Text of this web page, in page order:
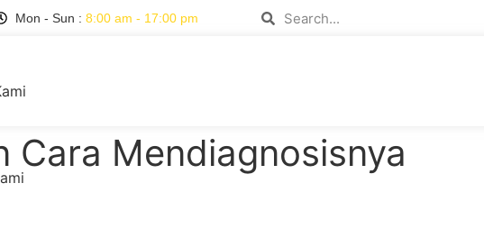
Mon - Sun : 8:00 am - 17:00 pm
Cara Mendiagnosisnya